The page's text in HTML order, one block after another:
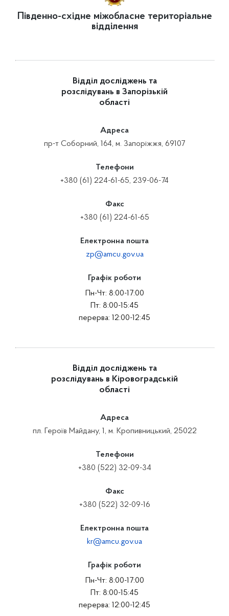
Південно-східне міжобласне територіальне
відділення
Відділ досліджень та
розслідувань в Запорізькій
області
Адреса
пр-т Соборний, 164, м. Запоріжжя, 69107
Телефони
+380 (61) 224-61-65, 239-06-74
Факс
+380 (61) 224-61-65
Електронна пошта
zp@amcu.gov.ua
Графік роботи
Пн-Чт: 8:00-17:00
Пт: 8:00-15:45
перерва: 12:00-12:45
Відділ досліджень та
розслідувань в Кіровоградській
області
Адреса
пл. Героїв Майдану, 1, м. Кропивницький, 25022
Телефони
+380 (522) 32-09-34
Факс
+380 (522) 32-09-16
Електронна пошта
kr@amcu.gov.ua
Графік роботи
Пн-Чт: 8:00-17:00
Пт: 8:00-15:45
перерва: 12:00-12:45